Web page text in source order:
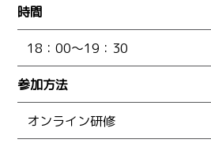
時間
18：00～19：30
参加方法
オンライン研修